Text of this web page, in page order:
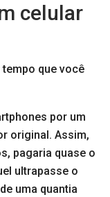
celular
que você
por um
original. Assim,
pagaria quase o
ultrapasse o
uma quantia